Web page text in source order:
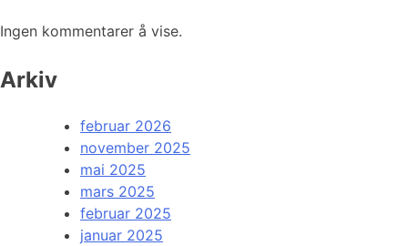
Ingen kommentarer å vise.
Arkiv
februar 2026
november 2025
mai 2025
mars 2025
februar 2025
januar 2025